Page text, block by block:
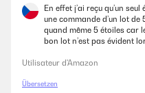
In der Produktbeschreibung
stimmt. Es wird definitiv nur 1
wünschenswert, dass diese
Somit empfinde ich den Preis für
Amazon-Benutzer
En effet j’ai reçu qu’un
une commande d’un lot de
quand même 5 étoiles car
bon lot n’est pas évident
Utilisateur d'Amazon
Übersetzen